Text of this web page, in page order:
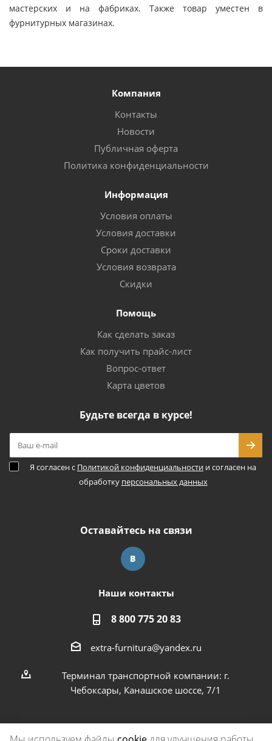
мастерских и на фабриках. Также товар уместен в
фурнитурных магазинах.
Компания
Контакты
Новости
Публичная оферта
Политика конфиденциальности
Информация
Условия оплаты
Условия доставки
Сроки доставки
Условия возврата
Скидки
Помощь
Как сделать заказ
Как получить прайс-лист
Вопрос-ответ
Карта цветов
Будьте всегда в курсе!
Я согласен с Политикой конфиденциальности и согласен на
обработку персональных данных
Оставайтесь на связи
Наши контакты
8 800 775 20 83
extra-furnitura@yandex.ru
Терминал транспортной компании: г.
Чебоксары, Канашское шоссе, 7/1